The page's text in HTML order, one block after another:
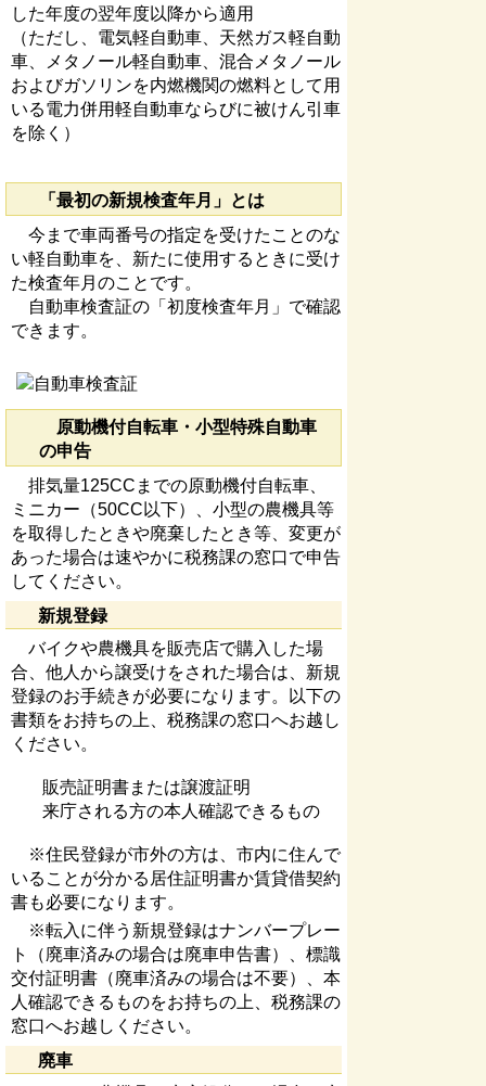
した年度の翌年度以降から適用
（ただし、電気軽自動車、天然ガス軽自動
車、メタノール軽自動車、混合メタノール
およびガソリンを内燃機関の燃料として用
いる電力併用軽自動車ならびに被けん引車
を除く）
「最初の新規検査年月」とは
今まで車両番号の指定を受けたことのな
い軽自動車を、新たに使用するときに受け
た検査年月のことです。
自動車検査証の「初度検査年月」で確認
できます。
原動機付自転車・小型特殊自動車
の申告
排気量125CCまでの原動機付自転車、
ミニカー（50CC以下）、小型の農機具等
を取得したときや廃棄したとき等、変更が
あった場合は速やかに税務課の窓口で申告
してください。
新規登録
バイクや農機具を販売店で購入した場
合、他人から譲受けをされた場合は、新規
登録のお手続きが必要になります。以下の
書類をお持ちの上、税務課の窓口へお越し
ください。
販売証明書または譲渡証明
来庁される方の本人確認できるもの
※住民登録が市外の方は、市内に住んで
いることが分かる居住証明書か賃貸借契約
書も必要になります。
※転入に伴う新規登録はナンバープレー
ト（廃車済みの場合は廃車申告書）、標識
交付証明書（廃車済みの場合は不要）、本
人確認できるものをお持ちの上、税務課の
窓口へお越しください。
廃車